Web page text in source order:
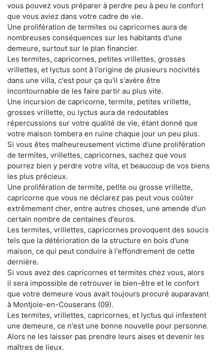
vous pouvez vous préparer à perdre peu à peu le confort
que vous aviez dans votre cadre de vie.
Une prolifération de termites ou capricornes aura de
nombreuses conséquences sur les habitants d'une
demeure, surtout sur le plan financier.
Les termites, capricornes, petites vrillettes, grosses
vrillettes, et lyctus sont à l'origine de plusieurs nocivités
dans une villa, c'est pour ça qu'il s'avère être
incontournable de les faire partir au plus vite.
Une incursion de capricorne, termite, petites vrillette,
grosses vrillette, ou lyctus aura de redoutables
répercussions sur votre qualité de vie, étant donné que
votre maison tombera en ruine chaque jour un peu plus.
Si vous êtes malheureusement victime d'une prolifération
de termites, vrillettes, capricornes, sachez que vous
pourrez bien y perdre votre villa, et beaucoup de vos biens
les plus précieux.
Une prolifération de termite, petite ou grosse vrillette,
capricorne que vous ne déclarez pas peut vous coûter
extrêmement cher, entre autres choses, une amende d'un
certain nombre de centaines d'euros.
Les termites, vrillettes, capricornes provoquent des soucis
tels que la détérioration de la structure en bois d'une
maison, ce qui peut conduire à l'effondrement de cette
dernière.
Si vous avez des capricornes et termites chez vous, alors
il sera impossible de retrouver le bien-être et le confort
que votre demeure vous avait toujours procuré auparavant
à Montjoie-en-Couserans (09).
Les termites, vrillettes, capricornes, et lyctus qui infestent
une demeure, ce n'est une bonne nouvelle pour personne.
Alors ne les laisser pas prendre leurs aises et devenir les
maîtres de lieux.